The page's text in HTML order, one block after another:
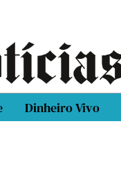
Dinheiro Vivo